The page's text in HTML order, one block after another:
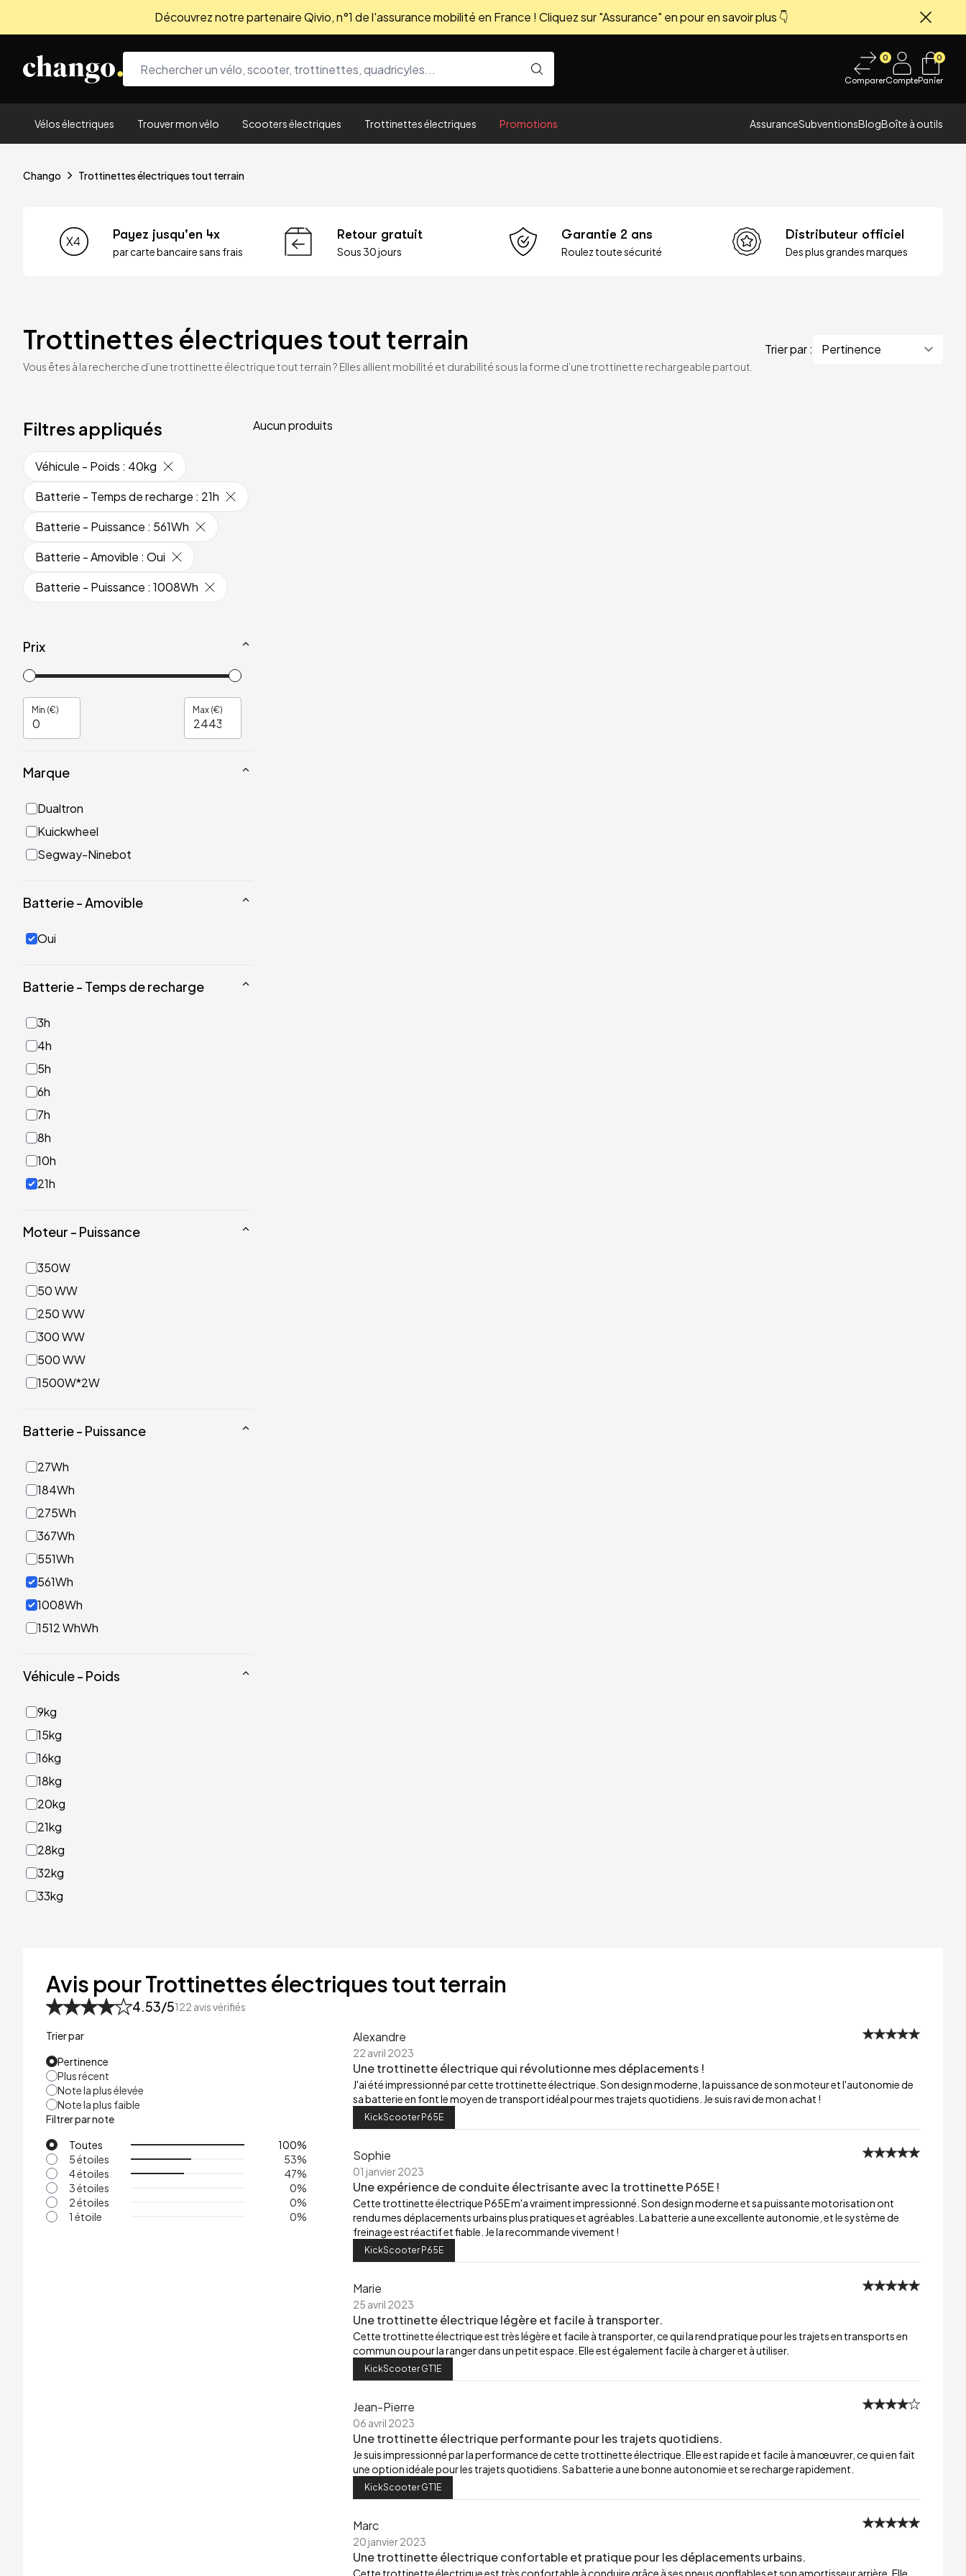
Découvrez notre partenaire Qivio, n°1 de l'assurance mobilité en France ! Cliquez sur "Assurance" en pour en savoir plus 👇
0
ComparerCompte
0
Panier
Vélos électriques Trouver mon vélo Scooters électriques Trottinettes électriques Promotions AssuranceSubventionsBlogBoîte à outils
Chango Trottinettes électriques tout terrain
Payez jusqu'en 4x
par carte bancaire sans frais
Retour gratuit
Sous 30 jours
Garantie 2 ans
Roulez toute sécurité
Distributeur officiel
Des plus grandes marques
Trottinettes électriques tout terrain
Vous êtes à la recherche d’une trottinette électrique tout terrain ? Elles allient mobilité et durabilité sous la forme d’une trottinette rechargeable partout.
Trier par :
Filtres appliqués
Véhicule - Poids : 40kg
Batterie - Temps de recharge : 21h
Batterie - Puissance : 561Wh
Batterie - Amovible : Oui
Batterie - Puissance : 1008Wh
Prix
Min (€) Max (€)
Marque
Dualtron
Kuickwheel
Segway-Ninebot
Batterie - Amovible
Oui
Batterie - Temps de recharge
3h
4h
5h
6h
7h
8h
10h
21h
Moteur - Puissance
350W
50 WW
250 WW
300 WW
500 WW
1500W*2W
Batterie - Puissance
27Wh
184Wh
275Wh
367Wh
551Wh
561Wh
1008Wh
1512 WhWh
Véhicule - Poids
9kg
15kg
16kg
18kg
20kg
21kg
28kg
32kg
33kg
53kg
Aucun produits
Avis pour Trottinettes électriques tout terrain
4.53/5122 avis vérifiés
Trier par
Pertinence
Plus récent
Note la plus élevée
Note la plus faible
Filtrer par note
Toutes
100%
5 étoiles
53%
4 étoiles
47%
3 étoiles
0%
2 étoiles
0%
1 étoile
0%
Alexandre
22 avril 2023
Une trottinette électrique qui révolutionne mes déplacements !
J'ai été impressionné par cette trottinette électrique. Son design moderne, la puissance de son moteur et l'autonomie de
sa batterie en font le moyen de transport idéal pour mes trajets quotidiens. Je suis ravi de mon achat !
KickScooter P65E
Sophie
01 janvier 2023
Une expérience de conduite électrisante avec la trottinette P65E !
Cette trottinette électrique P65E m'a vraiment impressionné. Son design moderne et sa puissante motorisation ont
rendu mes déplacements urbains plus pratiques et agréables. La batterie a une excellente autonomie, et le système de
freinage est réactif et fiable. Je la recommande vivement !
KickScooter P65E
Marie
25 avril 2023
Une trottinette électrique légère et facile à transporter.
Cette trottinette électrique est très légère et facile à transporter, ce qui la rend pratique pour les trajets en transports en
commun ou pour la ranger dans un petit espace. Elle est également facile à charger et à utiliser.
KickScooter GT1E
Jean-Pierre
06 avril 2023
Une trottinette électrique performante pour les trajets quotidiens.
Je suis impressionné par la performance de cette trottinette électrique. Elle est rapide et facile à manœuvrer, ce qui en fait
une option idéale pour les trajets quotidiens. Sa batterie a une bonne autonomie et se recharge rapidement.
KickScooter GT1E
Marc
20 janvier 2023
Une trottinette électrique confortable et pratique pour les déplacements urbains.
Cette trottinette électrique est très confortable à conduire grâce à ses pneus gonflables et son amortisseur arrière. Elle